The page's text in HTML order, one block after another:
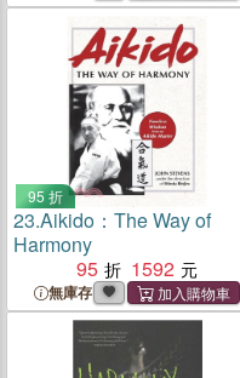
95 折
23.Aikido：The Way of
Harmony
95
1592
無庫存